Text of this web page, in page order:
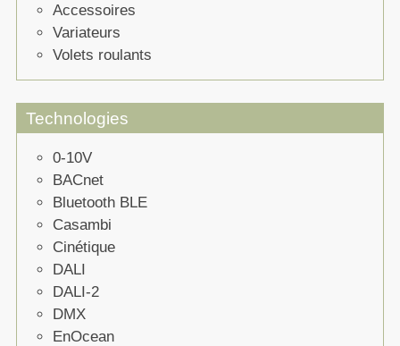
Accessoires
Variateurs
Volets roulants
Technologies
0-10V
BACnet
Bluetooth BLE
Casambi
Cinétique
DALI
DALI-2
DMX
EnOcean